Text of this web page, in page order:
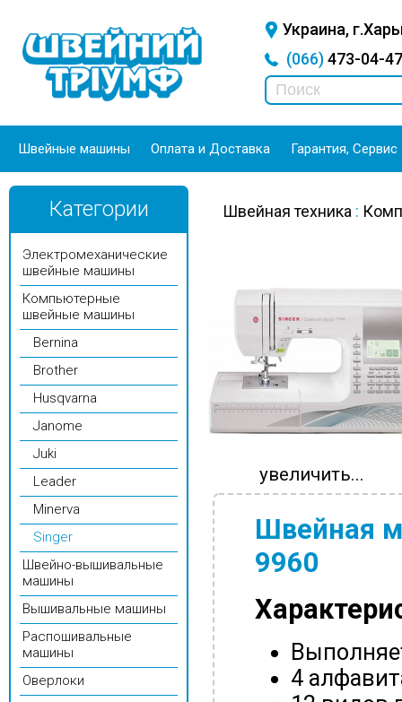
Украина,
(066)473-04-
Швейные машины Оплата и Доставка Гарантия, Сервис
Категории
Электромеханические
швейные машины
Компьютерные
швейные машины
Bernina
Brother
Husqvarna
Janome
Juki
Leader
Minerva
Singer
Швейно-вышивальные
машины
Вышивальные машины
Распошивальные
машины
Оверлоки
Швейная техника :
увеличить...
Швейная
9960
4